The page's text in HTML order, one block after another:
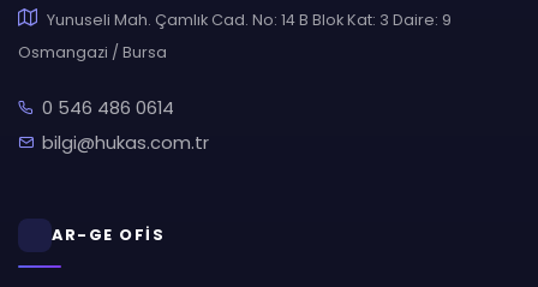
Yunuseli Mah. Çamlık Cad. No: 14 B Blok Kat: 3 Daire: 9
Osmangazi / Bursa
0 546 486 0614
bilgi@hukas.com.tr
AR-GE OFİS